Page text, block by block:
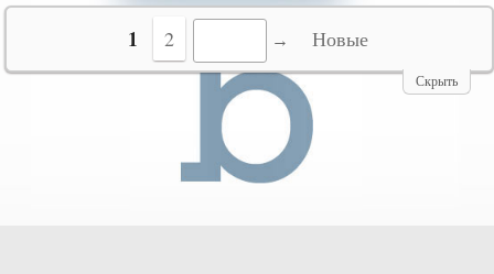
Скрыть
1 2 Новые